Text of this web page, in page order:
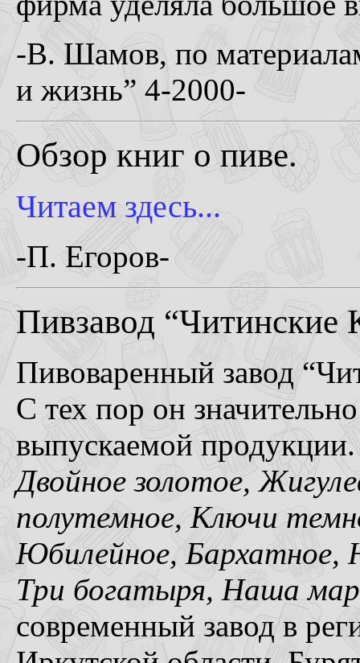
-В. Шамов, по
и жизнь” 4-2000-
Обзор книг о пиве.
Читаем здесь...
-П. Егоров-
Пивзавод “Читинские
Пивоваренный завод
С тех пор он
выпускаемой продукции.
Двойное золотое,
полутемное, Ключи
Юбилейное, Бархатное,
Три богатыря, Наша
современный завод в